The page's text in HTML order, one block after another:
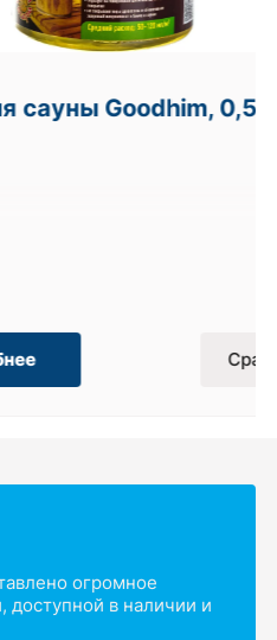
0,5 л.
огромное
доступной в наличии и